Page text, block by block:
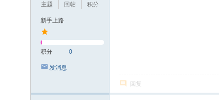
主题
回帖
积分
新手上路
积分 0
发消息
回复